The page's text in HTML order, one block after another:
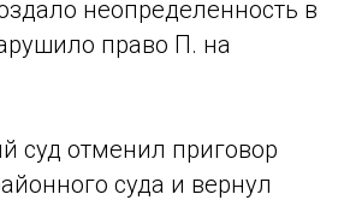
неопределенность в
право П. на
суд отменил приговор
суда и вернул